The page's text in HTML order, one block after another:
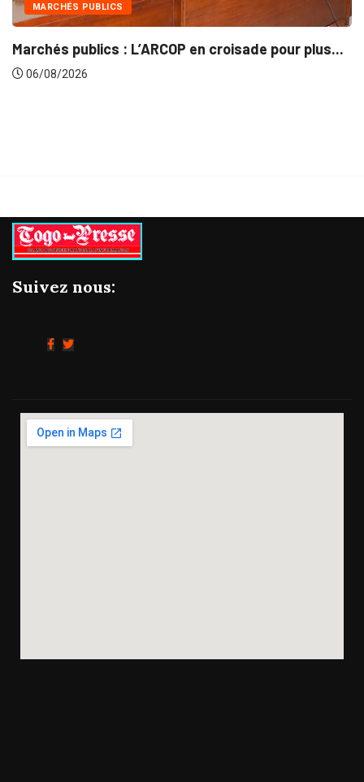
: L’ARCOP en croisade pour plus...
INTÉGRATION
Gestion
Suivez nous: